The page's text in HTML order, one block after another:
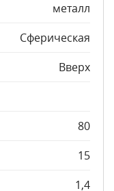
металл
Сферическая
Вверх
80
15
1,4